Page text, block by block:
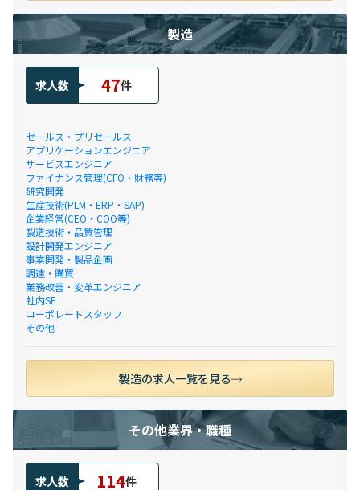
製造
求人数 47件
セールス・プリセールス
アプリケーションエンジニア
サービスエンジニア
ファイナンス管理(CFO・財務等)
研究開発
生産技術(PLM・ERP・SAP)
企業経営(CEO・COO等)
製造技術・品質管理
設計開発エンジニア
事業開発・製品企画
調達・購買
業務改善・変革エンジニア
社内SE
コーポレートスタッフ
その他
製造の求人一覧を見る
その他業界・職種
求人数 114件